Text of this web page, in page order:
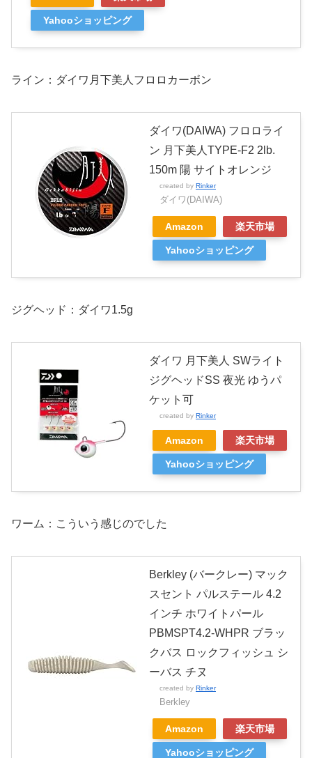
Yahooショッピング
ライン：ダイワ月下美人フロロカーボン
ダイワ(DAIWA) フロロライ
ン 月下美人TYPE-F2 2lb.
150m 陽 サイトオレンジ
created by Rinker
ダイワ(DAIWA)
Amazon 楽天市場
Yahooショッピング
ジグヘッド：ダイワ1.5g
ダイワ 月下美人 SWライト
ジグヘッドSS 夜光 ゆうパ
ケット可
created by Rinker
Amazon 楽天市場
Yahooショッピング
ワーム：こういう感じのでした
Berkley (バークレー) マック
スセント パルステール 4.2
インチ ホワイトパール
PBMSPT4.2-WHPR ブラッ
クバス ロックフィッシュ シ
ーバス チヌ
created by Rinker
Berkley
Amazon 楽天市場
Yahooショッピング